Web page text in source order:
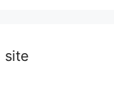
site